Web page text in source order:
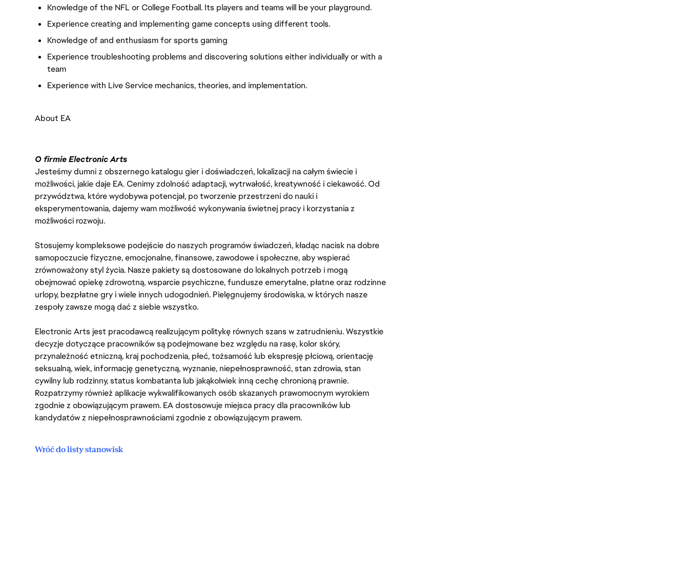
Knowledge of the NFL or College Football. Its players and teams will be your playground.
Experience creating and implementing game concepts using different tools.
Knowledge of and enthusiasm for sports gaming
Experience troubleshooting problems and discovering solutions either individually or with a
team
Experience with Live Service mechanics, theories, and implementation.
About EA
O firmie Electronic Arts
Jesteśmy dumni z obszernego katalogu gier i doświadczeń, lokalizacji na całym świecie i
możliwości, jakie daje EA. Cenimy zdolność adaptacji, wytrwałość, kreatywność i ciekawość. Od
przywództwa, które wydobywa potencjał, po tworzenie przestrzeni do nauki i
eksperymentowania, dajemy wam możliwość wykonywania świetnej pracy i korzystania z
możliwości rozwoju.
Stosujemy kompleksowe podejście do naszych programów świadczeń, kładąc nacisk na dobre
samopoczucie fizyczne, emocjonalne, finansowe, zawodowe i społeczne, aby wspierać
zrównoważony styl życia. Nasze pakiety są dostosowane do lokalnych potrzeb i mogą
obejmować opiekę zdrowotną, wsparcie psychiczne, fundusze emerytalne, płatne oraz rodzinne
urlopy, bezpłatne gry i wiele innych udogodnień. Pielęgnujemy środowiska, w których nasze
zespoły zawsze mogą dać z siebie wszystko.
Electronic Arts jest pracodawcą realizującym politykę równych szans w zatrudnieniu. Wszystkie
decyzje dotyczące pracowników są podejmowane bez względu na rasę, kolor skóry,
przynależność etniczną, kraj pochodzenia, płeć, tożsamość lub ekspresję płciową, orientację
seksualną, wiek, informację genetyczną, wyznanie, niepełnosprawność, stan zdrowia, stan
cywilny lub rodzinny, status kombatanta lub jakąkolwiek inną cechę chronioną prawnie.
Rozpatrzymy również aplikacje wykwalifikowanych osób skazanych prawomocnym wyrokiem
zgodnie z obowiązującym prawem. EA dostosowuje miejsca pracy dla pracowników lub
kandydatów z niepełnosprawnościami zgodnie z obowiązującym prawem.
Wróć do listy stanowisk